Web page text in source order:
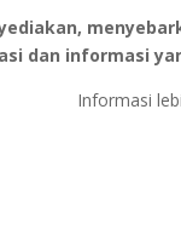
dan informasi
Informasi